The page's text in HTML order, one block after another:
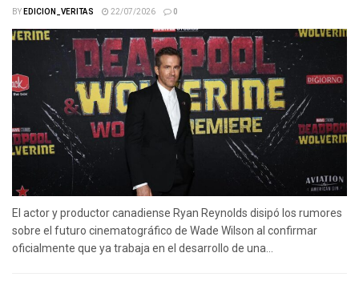
BYEDICION_VERITAS 22/07/2026 0
El actor y productor canadiense Ryan Reynolds disipó los rumores
sobre el futuro cinematográfico de Wade Wilson al confirmar
oficialmente que ya trabaja en el desarrollo de una...